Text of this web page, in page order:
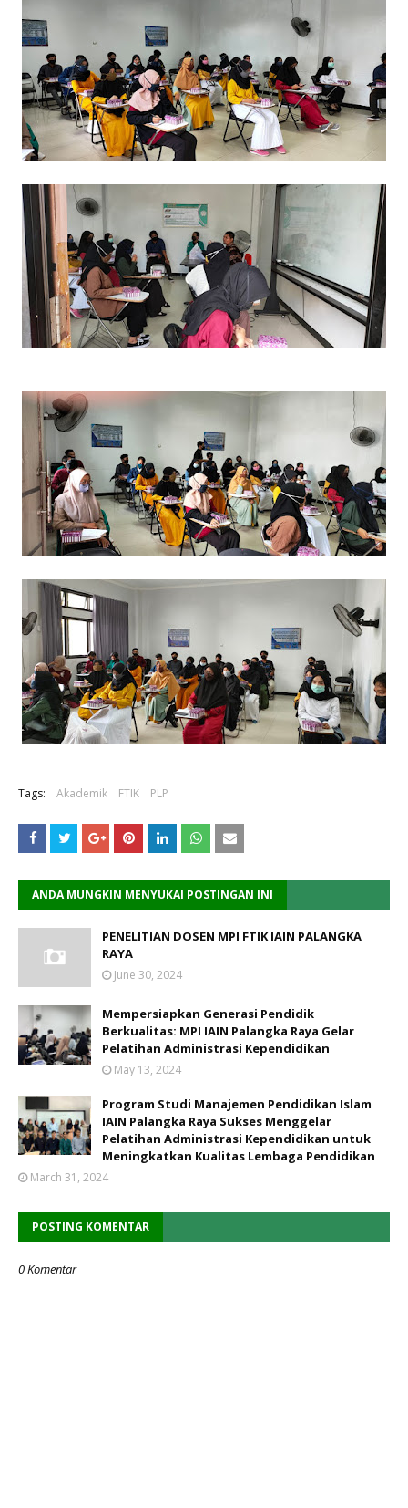
Tags: Akademik FTIK PLP
ANDA MUNGKIN MENYUKAI POSTINGAN INI
PENELITIAN DOSEN MPI FTIK IAIN PALANGKA
RAYA
June 30, 2024
Mempersiapkan Generasi Pendidik
Berkualitas: MPI IAIN Palangka Raya Gelar
Pelatihan Administrasi Kependidikan
May 13, 2024
Program Studi Manajemen Pendidikan Islam
IAIN Palangka Raya Sukses Menggelar
Pelatihan Administrasi Kependidikan untuk
Meningkatkan Kualitas Lembaga Pendidikan
March 31, 2024
POSTING KOMENTAR
0 Komentar